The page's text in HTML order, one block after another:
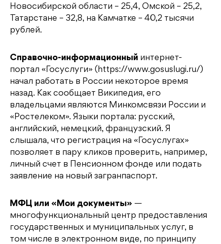
Новосибирской области – 25,4, Омской – 25,2,
Татарстане – 32,8, на Камчатке – 40,2 тысячи
рублей.
Справочно-информационный интернет-
портал «Госуслуги» (https://www.gosuslugi.ru/)
начал работать в России некоторое время
назад. Как сообщает Википедия, его
владельцами являются Минкомсвязи России и
«Ростелеком». Языки портала: русский,
английский, немецкий, французский. Я
слышала, что регистрация на «Госуслугах»
позволяет в пару кликов проверить, например,
личный счет в Пенсионном фонде или подать
заявление на новый загранпаспорт.
МФЦ или «Мои документы» —
многофункциональный центр предоставления
государственных и муниципальных услуг, в
том числе в электронном виде, по принципу